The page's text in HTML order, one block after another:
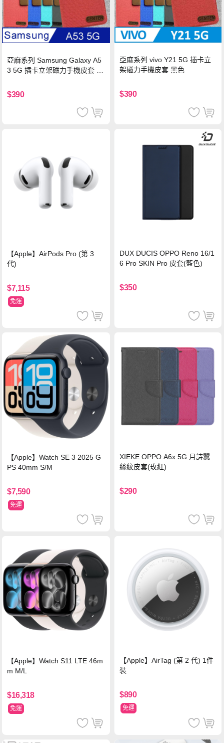
亞麻系列 Samsung Galaxy A5
3 5G 插卡立架磁力手機皮套 藍
$390
亞麻系列 vivo Y21 5G 插卡立
架磁力手機皮套 黑色
$390
【Apple】AirPods Pro (第 3
代)
$7,115
免運
DUX DUCIS OPPO Reno 16/1
6 Pro SKIN Pro 皮套(藍色)
$350
【Apple】Watch SE 3 2025 G
PS 40mm S/M
$7,590
免運
XIEKE OPPO A6x 5G 月詩蠶
絲紋皮套(玫紅)
$290
【Apple】Watch S11 LTE 46m
m M/L
$16,318
免運
【Apple】AirTag (第 2 代) 1件
裝
$890
免運